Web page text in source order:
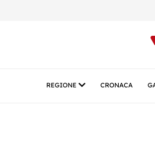
REGIONE CRONACA